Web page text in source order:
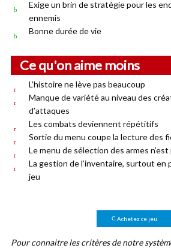
Exige un brin de stratégie pour les
ennemis
Bonne durée de vie
Ce qu'on aime moins
L’histoire ne lève pas beaucoup
Manque de variété au niveau des
d’attaques
Les combats deviennent répétitifs
Sortie du menu coupe la lecture des
Le menu de sélection des armes
La gestion de l’inventaire, surtout en
jeu
Achetez ce jeu
Pour connaitre les critères de notre